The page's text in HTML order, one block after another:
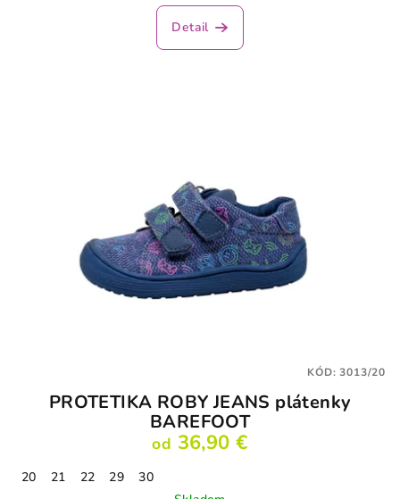
Detail
PROTETIKA ROBY JEANS plátenky
BAREFOOT
od 36,90 €
20 21 22 29
30
KÓD:3013/20